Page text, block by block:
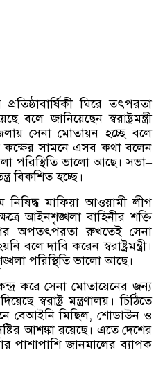
ঘিরে তৎপরতা
জানিয়েছেন স্বরাষ্ট্রমন্ত্রী
সেনা মোতায়ন হচ্ছে বলে
কক্ষের সামনে এসব কথা বলেন
পরিস্থিতি ভালো আছে। সভা–
বিকশিত হচ্ছে।
নিষিদ্ধ মাফিয়া আওয়ামী লীগ
আইনশৃঙ্খলা বাহিনীর শক্তি
অপতৎপরতা রুখতেই সেনা
দাবি করেন স্বরাষ্ট্রমন্ত্রী।
পরিস্থিতি ভালো আছে।
করে সেনা মোতায়েনের জন্য
স্বরাষ্ট্র মন্ত্রণালয়। চিঠিতে
বেআইনি মিছিল, শোডাউন ও
আশঙ্কা রয়েছে। এতে দেশের
পাশাপাশি জানমালের ব্যাপক